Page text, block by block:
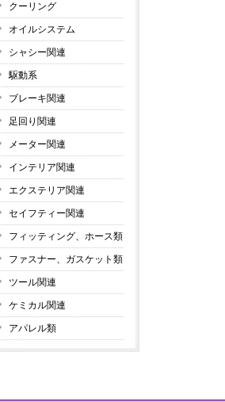
クーリング
オイルシステム
シャシー関連
駆動系
ブレーキ関連
足回り関連
メーター関連
インテリア関連
エクステリア関連
セイフティー関連
フィッティング、ホース類
ファスナー、ガスケット類
ツール関連
ケミカル関連
アパレル類